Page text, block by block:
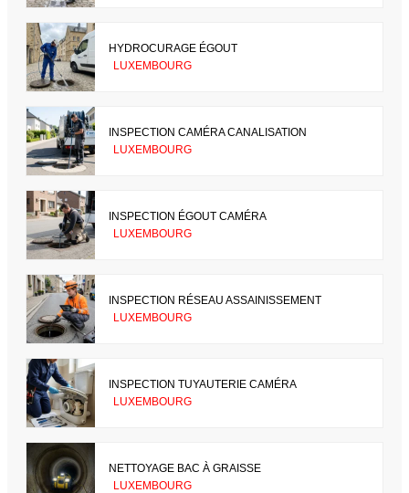
HYDROCURAGE ÉGOUT
LUXEMBOURG
INSPECTION CAMÉRA CANALISATION
LUXEMBOURG
INSPECTION ÉGOUT CAMÉRA
LUXEMBOURG
INSPECTION RÉSEAU ASSAINISSEMENT
LUXEMBOURG
INSPECTION TUYAUTERIE CAMÉRA
LUXEMBOURG
NETTOYAGE BAC À GRAISSE
LUXEMBOURG